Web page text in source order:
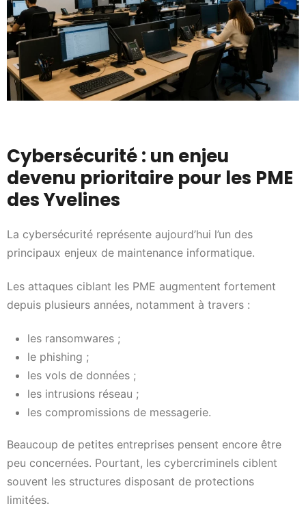
Cybersécurité : un enjeu
devenu prioritaire pour les PME
des Yvelines
La cybersécurité représente aujourd’hui l’un des
principaux enjeux de maintenance informatique.
Les attaques ciblant les PME augmentent fortement
depuis plusieurs années, notamment à travers :
les ransomwares ;
le phishing ;
les vols de données ;
les intrusions réseau ;
les compromissions de messagerie.
Beaucoup de petites entreprises pensent encore être
peu concernées. Pourtant, les cybercriminels ciblent
souvent les structures disposant de protections
limitées.